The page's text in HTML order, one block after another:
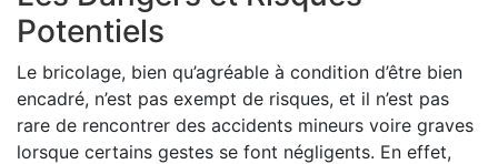
Potentiels
Le bricolage, bien qu’agréable à condition d’être bien
encadré, n’est pas exempt de risques, et il n’est pas
rare de rencontrer des accidents mineurs voire graves
lorsque certains gestes se font négligents. En effet,